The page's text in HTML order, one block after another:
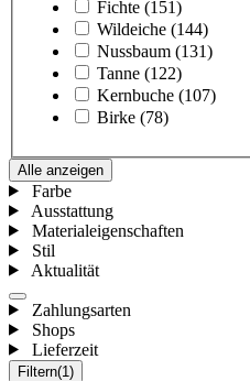
Fichte (151)
Wildeiche (144)
Nussbaum (131)
Tanne (122)
Kernbuche (107)
Birke (78)
Alle anzeigen
Farbe
Ausstattung
Materialeigenschaften
Stil
Aktualität
Zahlungsarten
Shops
Lieferzeit
Filtern(1)